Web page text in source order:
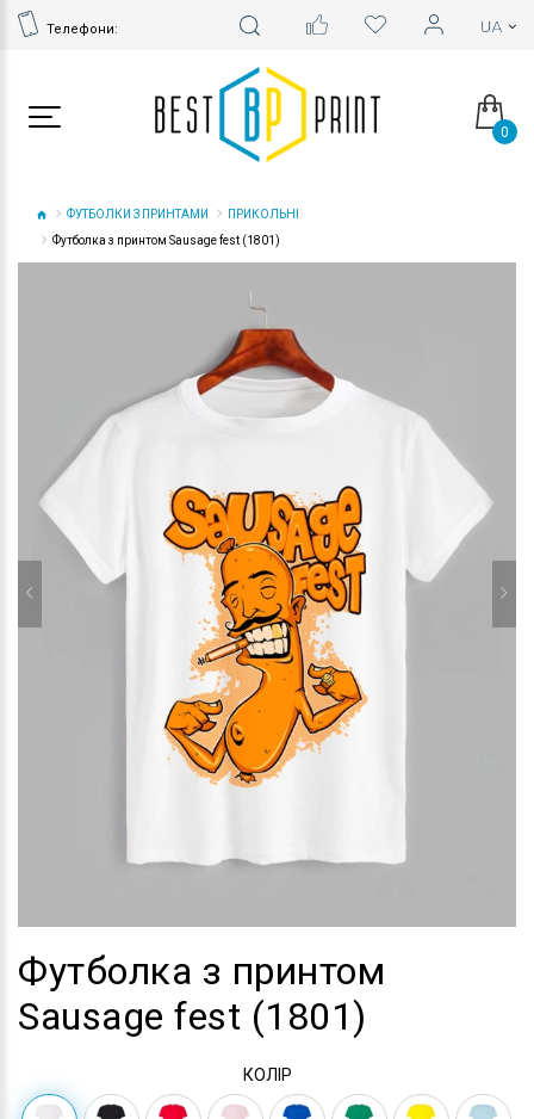
Телефони:
0
ФУТБОЛКИ З ПРИНТАМИ
ПРИКОЛЬНІ
Футболка з принтом Sausage fest (1801)
Футболка з принтом
Sausage fest (1801)
КОЛІР